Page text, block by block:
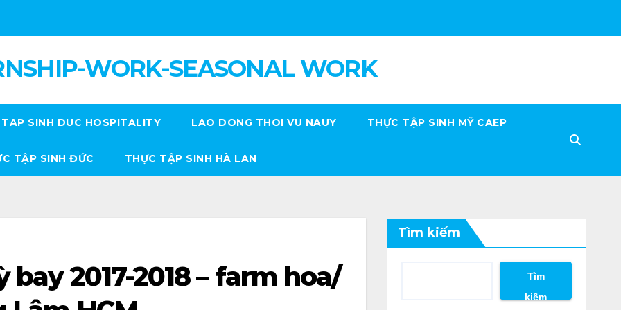
WORK-SEASONAL WORK
SINH DUC HOSPITALITY LAO DONG THOI VU NAUY THỰC TẬP SINH MỸ CAEP
TẬP SINH ĐỨC THỰC TẬP SINH HÀ LAN
2017-2018 – farm hoa/
Tìm kiếm
Tìm
kiếm